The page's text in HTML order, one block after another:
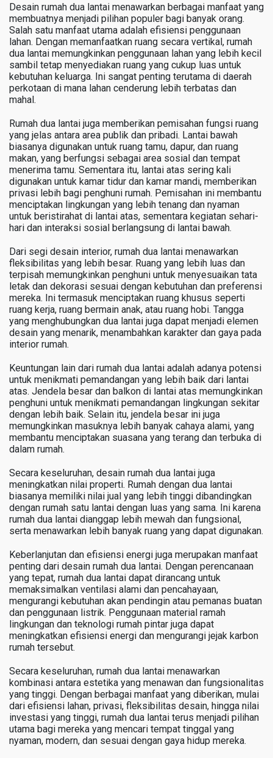
Desain rumah dua lantai menawarkan berbagai manfaat yang
membuatnya menjadi pilihan populer bagi banyak orang.
Salah satu manfaat utama adalah efisiensi penggunaan
lahan. Dengan memanfaatkan ruang secara vertikal, rumah
dua lantai memungkinkan penggunaan lahan yang lebih kecil
sambil tetap menyediakan ruang yang cukup luas untuk
kebutuhan keluarga. Ini sangat penting terutama di daerah
perkotaan di mana lahan cenderung lebih terbatas dan
mahal.
Rumah dua lantai juga memberikan pemisahan fungsi ruang
yang jelas antara area publik dan pribadi. Lantai bawah
biasanya digunakan untuk ruang tamu, dapur, dan ruang
makan, yang berfungsi sebagai area sosial dan tempat
menerima tamu. Sementara itu, lantai atas sering kali
digunakan untuk kamar tidur dan kamar mandi, memberikan
privasi lebih bagi penghuni rumah. Pemisahan ini membantu
menciptakan lingkungan yang lebih tenang dan nyaman
untuk beristirahat di lantai atas, sementara kegiatan sehari-
hari dan interaksi sosial berlangsung di lantai bawah.
Dari segi desain interior, rumah dua lantai menawarkan
fleksibilitas yang lebih besar. Ruang yang lebih luas dan
terpisah memungkinkan penghuni untuk menyesuaikan tata
letak dan dekorasi sesuai dengan kebutuhan dan preferensi
mereka. Ini termasuk menciptakan ruang khusus seperti
ruang kerja, ruang bermain anak, atau ruang hobi. Tangga
yang menghubungkan dua lantai juga dapat menjadi elemen
desain yang menarik, menambahkan karakter dan gaya pada
interior rumah.
Keuntungan lain dari rumah dua lantai adalah adanya potensi
untuk menikmati pemandangan yang lebih baik dari lantai
atas. Jendela besar dan balkon di lantai atas memungkinkan
penghuni untuk menikmati pemandangan lingkungan sekitar
dengan lebih baik. Selain itu, jendela besar ini juga
memungkinkan masuknya lebih banyak cahaya alami, yang
membantu menciptakan suasana yang terang dan terbuka di
dalam rumah.
Secara keseluruhan, desain rumah dua lantai juga
meningkatkan nilai properti. Rumah dengan dua lantai
biasanya memiliki nilai jual yang lebih tinggi dibandingkan
dengan rumah satu lantai dengan luas yang sama. Ini karena
rumah dua lantai dianggap lebih mewah dan fungsional,
serta menawarkan lebih banyak ruang yang dapat digunakan.
Keberlanjutan dan efisiensi energi juga merupakan manfaat
penting dari desain rumah dua lantai. Dengan perencanaan
yang tepat, rumah dua lantai dapat dirancang untuk
memaksimalkan ventilasi alami dan pencahayaan,
mengurangi kebutuhan akan pendingin atau pemanas buatan
dan penggunaan listrik. Penggunaan material ramah
lingkungan dan teknologi rumah pintar juga dapat
meningkatkan efisiensi energi dan mengurangi jejak karbon
rumah tersebut.
Secara keseluruhan, rumah dua lantai menawarkan
kombinasi antara estetika yang menawan dan fungsionalitas
yang tinggi. Dengan berbagai manfaat yang diberikan, mulai
dari efisiensi lahan, privasi, fleksibilitas desain, hingga nilai
investasi yang tinggi, rumah dua lantai terus menjadi pilihan
utama bagi mereka yang mencari tempat tinggal yang
nyaman, modern, dan sesuai dengan gaya hidup mereka.